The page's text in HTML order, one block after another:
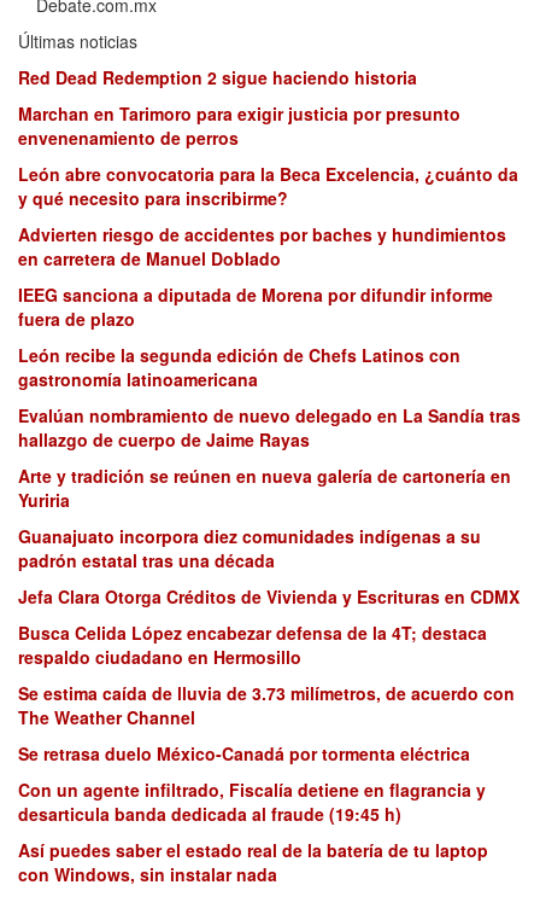
Últimas noticias
Red Dead Redemption 2 sigue haciendo historia
Marchan en Tarimoro para exigir justicia por presunto
envenenamiento de perros
León abre convocatoria para la Beca Excelencia, ¿cuánto da
y qué necesito para inscribirme?
Advierten riesgo de accidentes por baches y hundimientos
en carretera de Manuel Doblado
IEEG sanciona a diputada de Morena por difundir informe
fuera de plazo
León recibe la segunda edición de Chefs Latinos con
gastronomía latinoamericana
Evalúan nombramiento de nuevo delegado en La Sandía tras
hallazgo de cuerpo de Jaime Rayas
Arte y tradición se reúnen en nueva galería de cartonería en
Yuriria
Guanajuato incorpora diez comunidades indígenas a su
padrón estatal tras una década
Jefa Clara Otorga Créditos de Vivienda y Escrituras en CDMX
Busca Celida López encabezar defensa de la 4T; destaca
respaldo ciudadano en Hermosillo
Se estima caída de lluvia de 3.73 milímetros, de acuerdo con
The Weather Channel
Se retrasa duelo México-Canadá por tormenta eléctrica
Con un agente infiltrado, Fiscalía detiene en flagrancia y
desarticula banda dedicada al fraude (19:45 h)
Así puedes saber el estado real de la batería de tu laptop
con Windows, sin instalar nada